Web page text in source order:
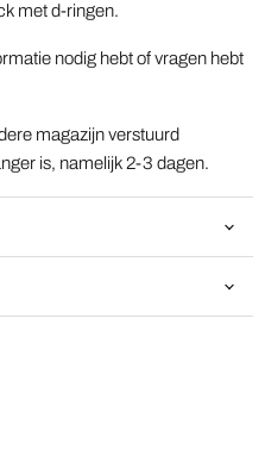
met d-ringen.
nodig hebt of vragen hebt
magazijn verstuurd
is, namelijk 2-3 dagen.